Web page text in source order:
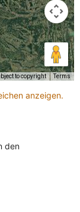
to copyright Terms
anzeigen.
den